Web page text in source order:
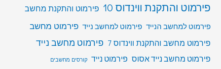
פירמוט והתקנת ווינדוס 10 פירמוט והתקנת מחשב
פירמוט למחשב הנייד פירמוט למחשב נייד פירמוט מחשב
פירמוט מחשב והתקנת ווינדוס 7
פירמוט מחשב נייד
פירמוט מחשב נייד אסוס פירמוט נייד קורסים מחשבים